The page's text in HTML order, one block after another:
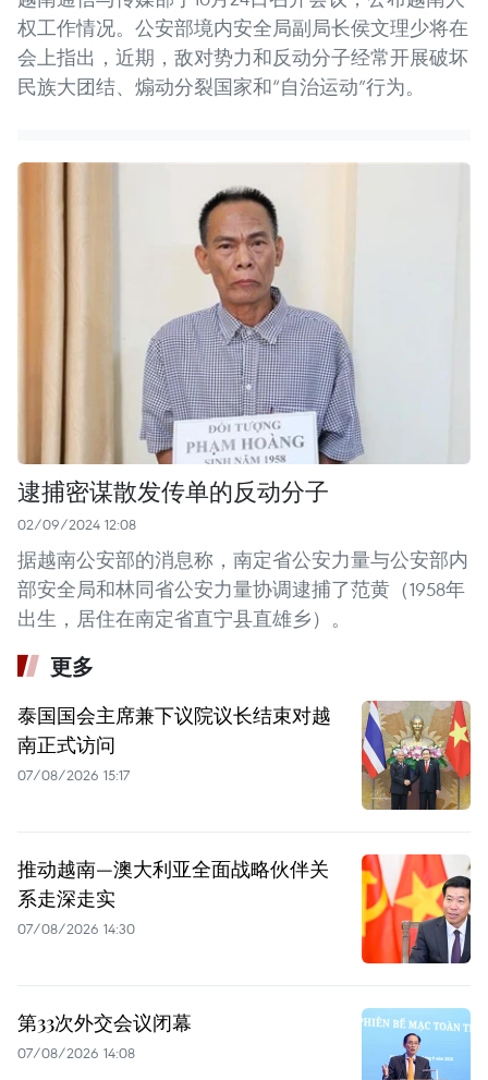
权工作情况。公安部境内安全局副局长侯文理少将在
会上指出，近期，敌对势力和反动分子经常开展破坏
民族大团结、煽动分裂国家和“自治运动”行为。
逮捕密谋散发传单的反动分子
02/09/2024 12:08
据越南公安部的消息称，南定省公安力量与公安部内
部安全局和林同省公安力量协调逮捕了范黄（1958年
出生，居住在南定省直宁县直雄乡）。
更多
泰国国会主席兼下议院议长结束对越
南正式访问
07/08/2026 15:17
推动越南—澳大利亚全面战略伙伴关
系走深走实
07/08/2026 14:30
第33次外交会议闭幕
07/08/2026 14:08